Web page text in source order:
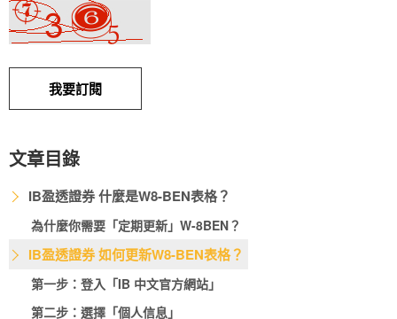
我要訂閱
文章目錄
IB盈透證券 什麼是W8-BEN表格？
為什麼你需要「定期更新」W-8BEN？
IB盈透證券 如何更新W8-BEN表格？
第一步：登入「IB 中文官方網站」
第二步：選擇「個人信息」